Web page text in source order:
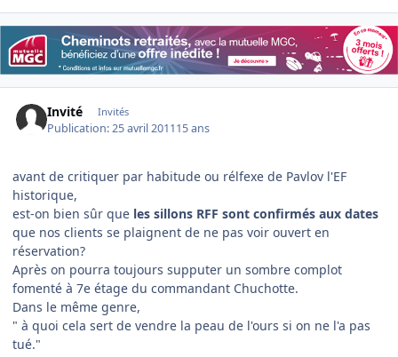
Invité Invités
Publication:25 avril 201115 ans
avant de critiquer par habitude ou rélfexe de Pavlov l'EF
historique,
est-on bien sûr que les sillons RFF sont confirmés aux dates
que nos clients se plaignent de ne pas voir ouvert en
réservation?
Après on pourra toujours supputer un sombre complot
fomenté à 7e étage du commandant Chuchotte.
Dans le même genre,
" à quoi cela sert de vendre la peau de l'ours si on ne l'a pas
tué."